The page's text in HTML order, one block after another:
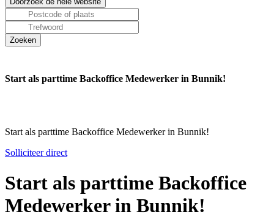
Start als parttime Backoffice Medewerker in Bunnik!
Start als parttime Backoffice Medewerker in Bunnik!
Solliciteer direct
Start als parttime Backoffice
Medewerker in Bunnik!